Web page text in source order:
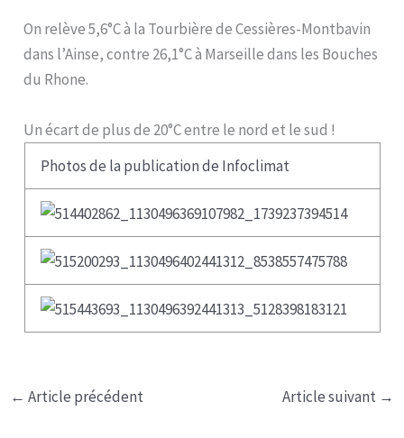
On relève 5,6°C à la Tourbière de Cessières-Montbavin
dans l’Ainse, contre 26,1°C à Marseille dans les Bouches
du Rhone.
Un écart de plus de 20°C entre le nord et le sud !
Photos de la publication de Infoclimat
← Article précédent Article suivant →